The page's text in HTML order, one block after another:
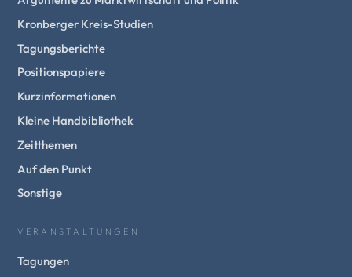
Kronberger Kreis-Studien
Tagungsberichte
Positionspapiere
Kurzinformationen
Kleine Handbibliothek
Zeitthemen
Auf den Punkt
Sonstige
VERANSTALTUNGEN
Tagungen